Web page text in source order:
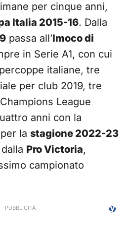
per cinque anni,
Italia 2015-16. Dalla
passa all’Imoco di
in Serie A1, con cui
italiane, tre
per club 2019, tre
League
anni con la
la stagione 2022-23
Pro Victoria,
campionato